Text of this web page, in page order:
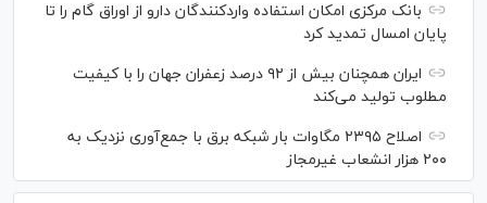
بانک مرکزی امکان استفاده واردکنندگان دارو از اوراق گام را تا
پایان امسال تمدید کرد
ایران همچنان بیش از ۹۲ درصد زعفران جهان را با کیفیت
مطلوب تولید می‌کند
اصلاح ۲۳۹۵ مگاوات بار شبکه برق با جمع‌آوری نزدیک به
۲۰۰ هزار انشعاب غیرمجاز